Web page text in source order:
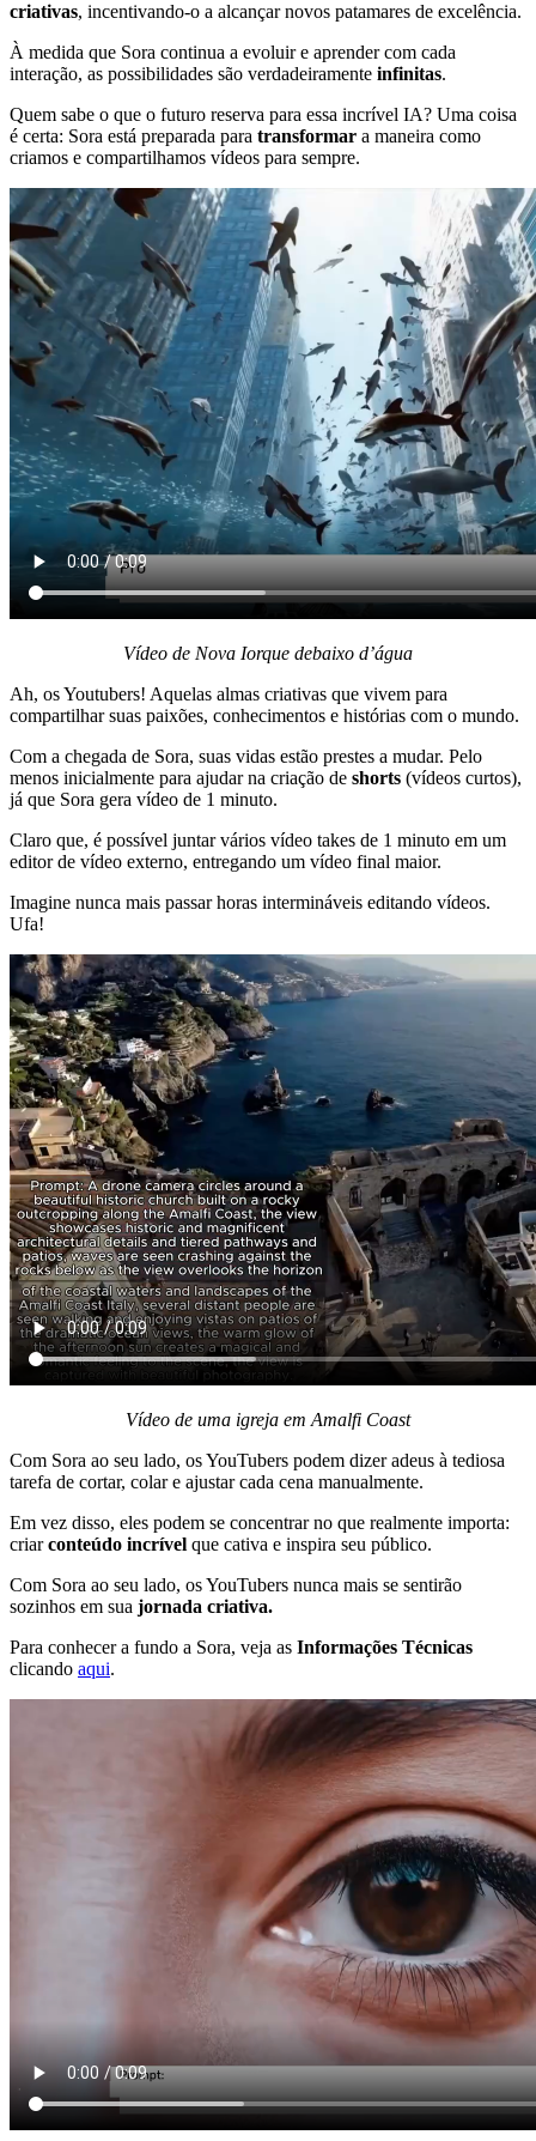
criativas, incentivando-o a alcançar novos patamares de excelência.
À medida que Sora continua a evoluir e aprender com cada
interação, as possibilidades são verdadeiramente infinitas.
Quem sabe o que o futuro reserva para essa incrível IA? Uma coisa
é certa: Sora está preparada para transformar a maneira como
criamos e compartilhamos vídeos para sempre.
Vídeo de Nova Iorque debaixo d’água
Ah, os Youtubers! Aquelas almas criativas que vivem para
compartilhar suas paixões, conhecimentos e histórias com o mundo.
Com a chegada de Sora, suas vidas estão prestes a mudar. Pelo
menos inicialmente para ajudar na criação de shorts (vídeos curtos),
já que Sora gera vídeo de 1 minuto.
Claro que, é possível juntar vários vídeo takes de 1 minuto em um
editor de vídeo externo, entregando um vídeo final maior.
Imagine nunca mais passar horas intermináveis editando vídeos.
Ufa!
Vídeo de uma igreja em Amalfi Coast
Com Sora ao seu lado, os YouTubers podem dizer adeus à tediosa
tarefa de cortar, colar e ajustar cada cena manualmente.
Em vez disso, eles podem se concentrar no que realmente importa:
criarconteúdo incrível que cativa e inspira seu público.
Com Sora ao seu lado, os YouTubers nunca mais se sentirão
sozinhos em sua jornada criativa.
Para conhecer a fundo a Sora, veja as Informações Técnicas
clicando aqui.